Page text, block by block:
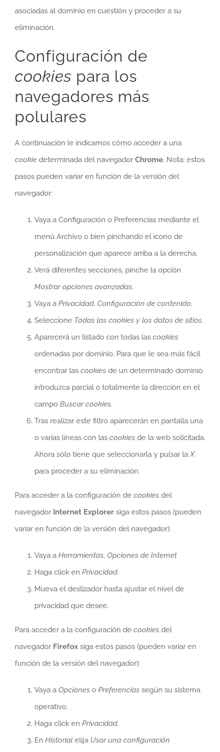
asociadas al dominio en cuestión y proceder a su
eliminación.
Configuración de
cookies para los
navegadores más
polulares
A continuación le indicamos cómo acceder a una
cookie determinada del navegadorChrome. Nota: estos
pasos pueden variar en función de la versión del
navegador:
Vaya a Configuración o Preferencias mediante el
menú Archivo o bien pinchando el icono de
personalización que aparece arriba a la derecha.
Verá diferentes secciones, pinche la opción
Mostrar opciones avanzadas.
Vaya a Privacidad, Configuración de contenido.
Seleccione Todas las cookies y los datos de sitios.
Aparecerá un listado con todas las cookies
ordenadas por dominio. Para que le sea más fácil
encontrar las cookies de un determinado dominio
introduzca parcial o totalmente la dirección en el
campo Buscar cookies.
Tras realizar este filtro aparecerán en pantalla una
o varias líneas con las cookies de la web solicitada.
Ahora sólo tiene que seleccionarla y pulsar la X
para proceder a su eliminación.
Para acceder a la configuración de cookies del
navegador Internet Explorer siga estos pasos (pueden
variar en función de la versión del navegador):
Vaya a Herramientas, Opciones de Internet
Haga click en Privacidad.
Mueva el deslizador hasta ajustar el nivel de
privacidad que desee.
Para acceder a la configuración de cookies del
navegador Firefox siga estos pasos (pueden variar en
función de la versión del navegador):
Vaya a Opciones o Preferencias según su sistema
operativo.
Haga click en Privacidad.
En Historial elija Usar una configuración